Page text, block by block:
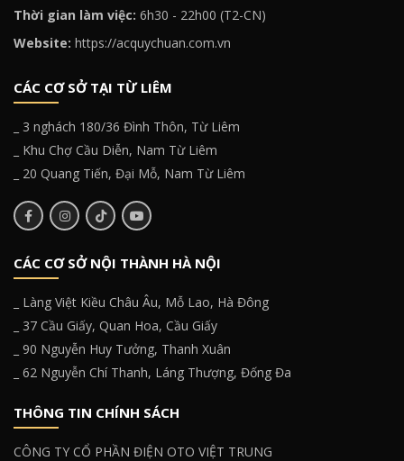
Thời gian làm việc: 6h30 - 22h00 (T2-CN)
Website: https://acquychuan.com.vn
CÁC CƠ SỞ TẠI TỪ LIÊM
_ 3 nghách 180/36 Đình Thôn, Từ Liêm
_ Khu Chợ Cầu Diễn, Nam Từ Liêm
_ 20 Quang Tiến, Đại Mỗ, Nam Từ Liêm
CÁC CƠ SỞ NỘI THÀNH HÀ NỘI
_ Làng Việt Kiều Châu Âu, Mỗ Lao, Hà Đông
_ 37 Cầu Giấy, Quan Hoa, Cầu Giấy
_ 90 Nguyễn Huy Tưởng, Thanh Xuân
_ 62 Nguyễn Chí Thanh, Láng Thượng, Đống Đa
THÔNG TIN CHÍNH SÁCH
CÔNG TY CỔ PHẦN ĐIỆN OTO VIỆT TRUNG